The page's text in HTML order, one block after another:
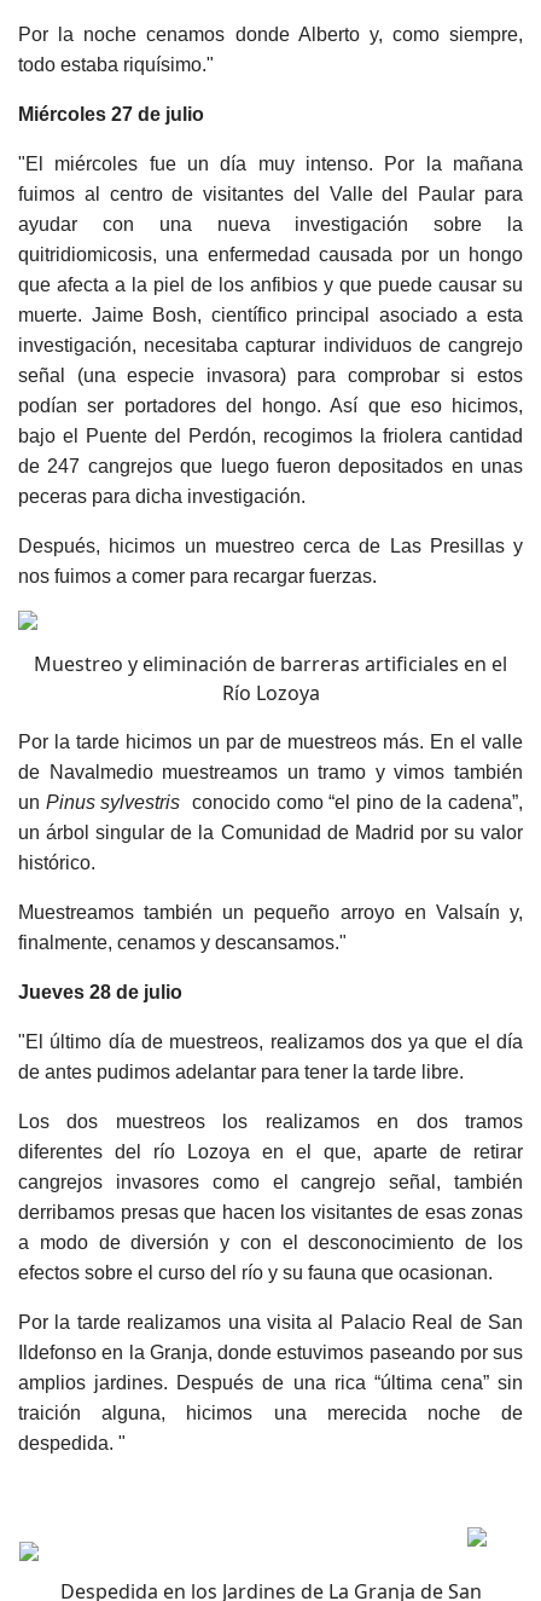
Por la noche cenamos donde Alberto y, como siempre,
todo estaba riquísimo."
Miércoles 27 de julio
"El miércoles fue un día muy intenso. Por la mañana
fuimos al centro de visitantes del Valle del Paular para
ayudar con una nueva investigación sobre la
quitridiomicosis, una enfermedad causada por un hongo
que afecta a la piel de los anfibios y que puede causar su
muerte. Jaime Bosh, científico principal asociado a esta
investigación, necesitaba capturar individuos de cangrejo
señal (una especie invasora) para comprobar si estos
podían ser portadores del hongo. Así que eso hicimos,
bajo el Puente del Perdón, recogimos la friolera cantidad
de 247 cangrejos que luego fueron depositados en unas
peceras para dicha investigación.
Después, hicimos un muestreo cerca de Las Presillas y
nos fuimos a comer para recargar fuerzas.
Muestreo y eliminación de barreras artificiales en el
Río Lozoya
Por la tarde hicimos un par de muestreos más. En el valle
de Navalmedio muestreamos un tramo y vimos también
un Pinus sylvestris conocido como “el pino de la cadena”,
un árbol singular de la Comunidad de Madrid por su valor
histórico.
Muestreamos también un pequeño arroyo en Valsaín y,
finalmente, cenamos y descansamos."
Jueves 28 de julio
"El último día de muestreos, realizamos dos ya que el día
de antes pudimos adelantar para tener la tarde libre.
Los dos muestreos los realizamos en dos tramos
diferentes del río Lozoya en el que, aparte de retirar
cangrejos invasores como el cangrejo señal, también
derribamos presas que hacen los visitantes de esas zonas
a modo de diversión y con el desconocimiento de los
efectos sobre el curso del río y su fauna que ocasionan.
Por la tarde realizamos una visita al Palacio Real de San
Ildefonso en la Granja, donde estuvimos paseando por sus
amplios jardines. Después de una rica “última cena” sin
traición alguna, hicimos una merecida noche de
despedida. "
Despedida en los Jardines de La Granja de San